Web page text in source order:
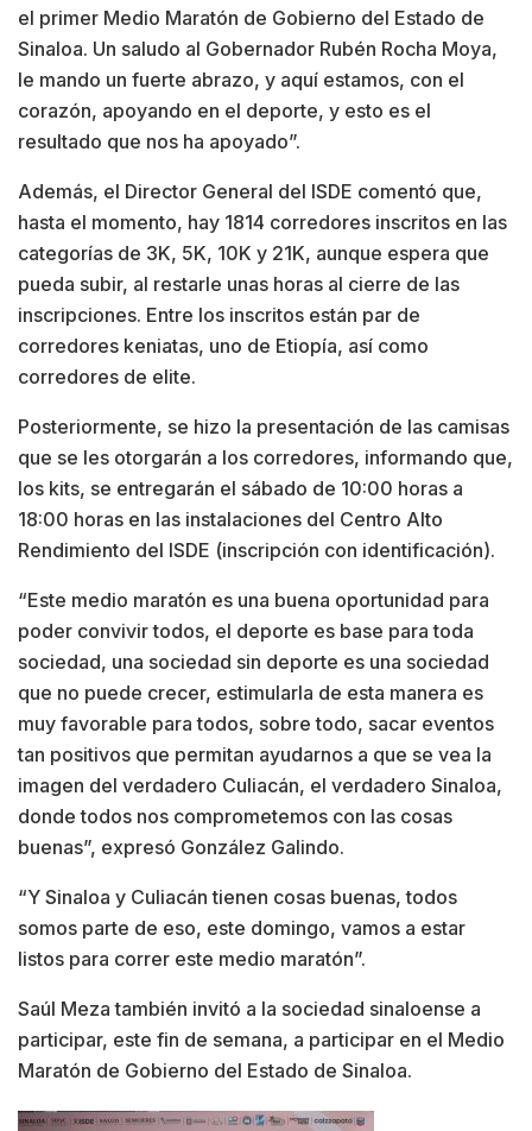
el primer Medio Maratón de Gobierno del Estado de
Sinaloa. Un saludo al Gobernador Rubén Rocha Moya,
le mando un fuerte abrazo, y aquí estamos, con el
corazón, apoyando en el deporte, y esto es el
resultado que nos ha apoyado”.
Además, el Director General del ISDE comentó que,
hasta el momento, hay 1814 corredores inscritos en las
categorías de 3K, 5K, 10K y 21K, aunque espera que
pueda subir, al restarle unas horas al cierre de las
inscripciones. Entre los inscritos están par de
corredores keniatas, uno de Etiopía, así como
corredores de elite.
Posteriormente, se hizo la presentación de las camisas
que se les otorgarán a los corredores, informando que,
los kits, se entregarán el sábado de 10:00 horas a
18:00 horas en las instalaciones del Centro Alto
Rendimiento del ISDE (inscripción con identificación).
“Este medio maratón es una buena oportunidad para
poder convivir todos, el deporte es base para toda
sociedad, una sociedad sin deporte es una sociedad
que no puede crecer, estimularla de esta manera es
muy favorable para todos, sobre todo, sacar eventos
tan positivos que permitan ayudarnos a que se vea la
imagen del verdadero Culiacán, el verdadero Sinaloa,
donde todos nos comprometemos con las cosas
buenas”, expresó González Galindo.
“Y Sinaloa y Culiacán tienen cosas buenas, todos
somos parte de eso, este domingo, vamos a estar
listos para correr este medio maratón”.
Saúl Meza también invitó a la sociedad sinaloense a
participar, este fin de semana, a participar en el Medio
Maratón de Gobierno del Estado de Sinaloa.